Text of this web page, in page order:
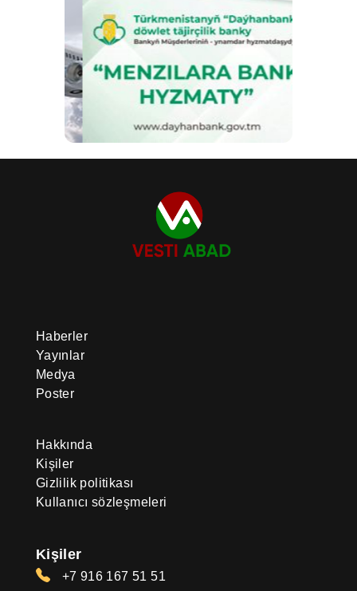
Haberler
Yayınlar
Medya
Poster
Hakkında
Kişiler
Gizlilik politikası
Kullanıcı sözleşmeleri
Kişiler
+7 916 167 51 51